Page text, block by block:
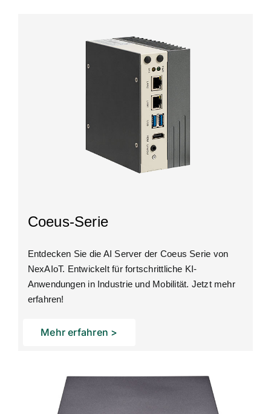
Coeus-Serie
Entdecken Sie die AI Server der Coeus Serie von
NexAIoT. Entwickelt für fortschrittliche KI-
Anwendungen in Industrie und Mobilität. Jetzt mehr
erfahren!
Mehr erfahren >